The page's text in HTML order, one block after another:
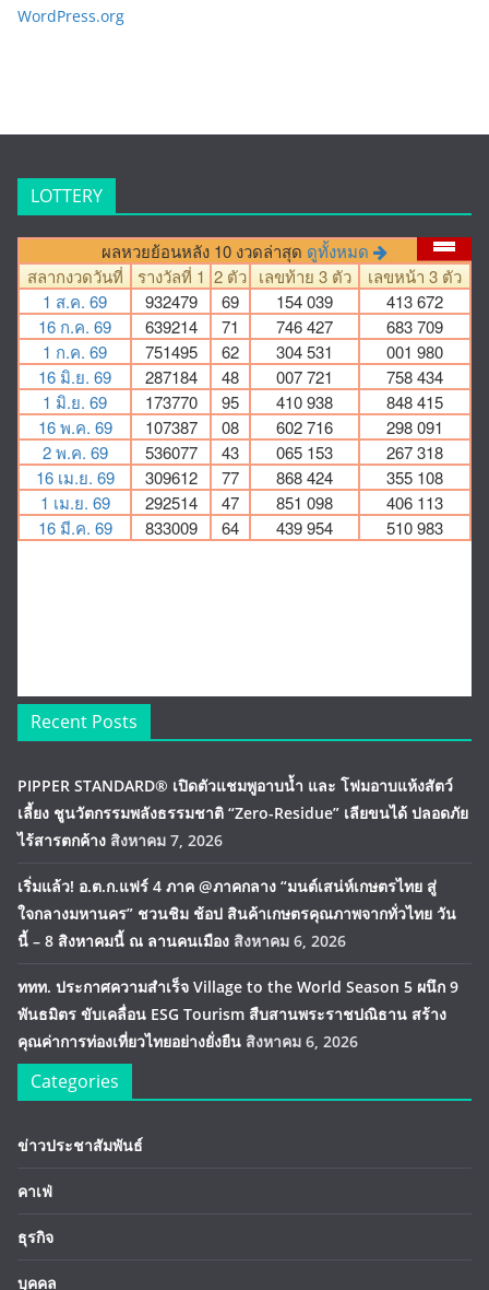
WordPress.org
LOTTERY
Recent Posts
PIPPER STANDARD® เปิดตัวแชมพูอาบน้ำ และ โฟมอาบแห้งสัตว์
เลี้ยง ชูนวัตกรรมพลังธรรมชาติ “Zero-Residue” เลียขนได้ ปลอดภัย
ไร้สารตกค้าง สิงหาคม 7, 2026
เริ่มแล้ว! อ.ต.ก.แฟร์ 4 ภาค @ภาคกลาง “มนต์เสน่ห์เกษตรไทย สู่
ใจกลางมหานคร” ชวนชิม ช้อป สินค้าเกษตรคุณภาพจากทั่วไทย วัน
นี้ – 8 สิงหาคมนี้ ณ ลานคนเมือง สิงหาคม 6, 2026
ททท. ประกาศความสำเร็จ Village to the World Season 5 ผนึก 9
พันธมิตร ขับเคลื่อน ESG Tourism สืบสานพระราชปณิธาน สร้าง
คุณค่าการท่องเที่ยวไทยอย่างยั่งยืน สิงหาคม 6, 2026
Categories
ข่าวประชาสัมพันธ์
คาเฟ่
ธุรกิจ
บุคคล